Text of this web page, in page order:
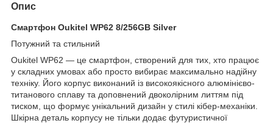
Опис
Смартфон Oukitel WP62 8/256GB Silver
Потужний та стильний
Oukitel WP62 — це смартфон, створений для тих, хто працює
у складних умовах або просто вибирає максимально надійну
техніку. Його корпус виконаний із високоякісного алюмінієво-
титанового сплаву та доповнений двоколірним литтям під
тиском, що формує унікальний дизайн у стилі кібер-механіки.
Шкірна деталь корпусу не тільки додає футуристичної